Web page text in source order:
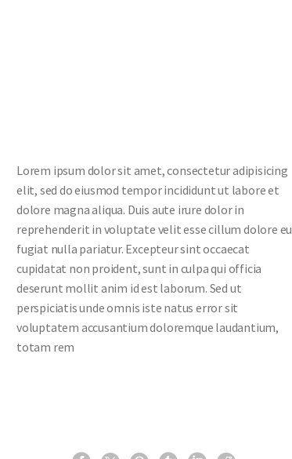
Lorem ipsum dolor sit amet, consectetur adipisicing
elit, sed do eiusmod tempor incididunt ut labore et
dolore magna aliqua. Duis aute irure dolor in
reprehenderit in voluptate velit esse cillum dolore eu
fugiat nulla pariatur. Excepteur sint occaecat
cupidatat non proident, sunt in culpa qui officia
deserunt mollit anim id est laborum. Sed ut
perspiciatis unde omnis iste natus error sit
voluptatem accusantium doloremque laudantium,
totam rem